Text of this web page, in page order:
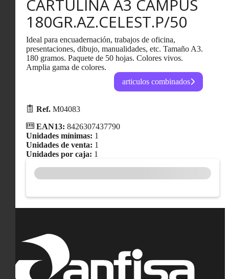
CARTULINA A3 CAMPUS
180GR.AZ.CELEST.P/50
Ideal para encuadernación, trabajos de oficina,
presentaciones, dibujo, manualidades, etc. Tamaño A3.
180 gramos. Paquete de 50 hojas. Colores vivos.
Amplia gama de colores.
articulos combinados
Ref. M04083
EAN13: 8426307437790
Unidades mínimas: 1
Unidades de venta: 1
Unidades por caja: 1